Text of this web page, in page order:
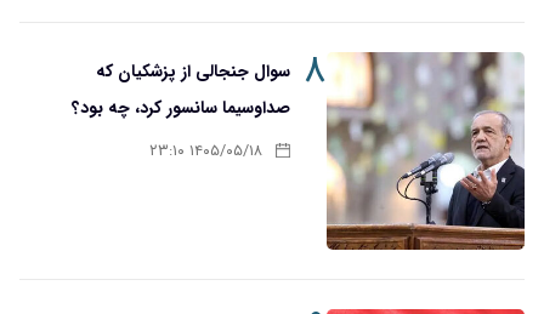
۸ سوال جنجالی از پزشکیان که
صدا‌و‌سیما سانسور کرد، چه بود؟
۱۴۰۵/۰۵/۱۸ ۲۳:۱۰